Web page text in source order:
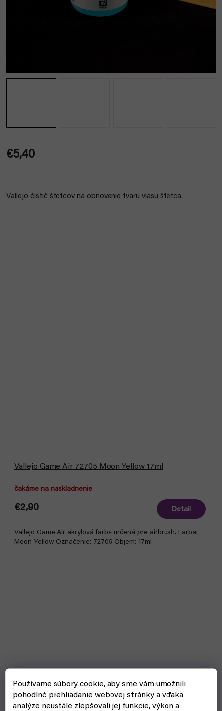
Používame súbory cookie, aby sme vám umožnili
pohodlné prehliadanie webovej stránky a vďaka
analýze neustále zlepšovali jej funkcie, výkon a
€5,40
Vallejo čistič štetcov na obnovenie tvaru vlasu štetca.
Vallejo Game Air 72705 Moon Yellow 17ml
čakáme na naskladnenie
€2,90 Detail
Vallejo Game Air akrylová farba určená pre airbrush. Farba:
Moon Yellow Označenie: 72705 Objem: 17ml